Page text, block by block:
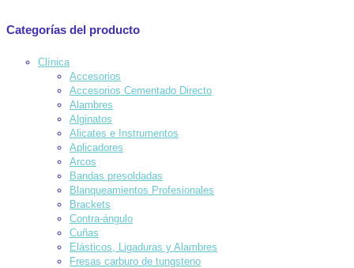
Categorías del producto
Clínica
Accesorios
Accesorios Cementado Directo
Alambres
Alginatos
Alicates e Instrumentos
Aplicadores
Arcos
Bandas presoldadas
Blanqueamientos Profesionales
Brackets
Contra-ángulo
Cuñas
Elásticos, Ligaduras y Alambres
Fresas carburo de tungsteno